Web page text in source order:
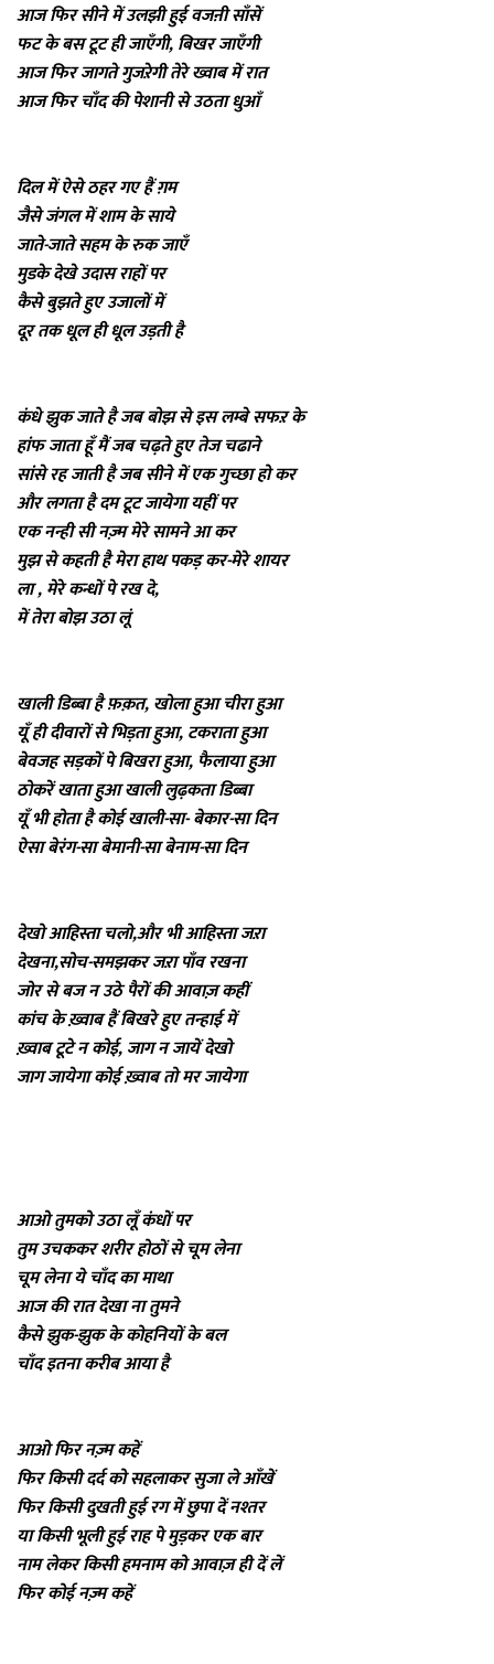
आज फिर सीने में उलझी हुई वजऩी साँसें
फट के बस टूट ही जाएँगी, बिखर जाएँगी
आज फिर जागते गुजऱेगी तेरे ख्वाब में रात
आज फिर चाँद की पेशानी से उठता धुआँ
दिल में ऐसे ठहर गए हैं ग़म
जैसे जंगल में शाम के साये
जाते-जाते सहम के रुक जाएँ
मुडके देखे उदास राहों पर
कैसे बुझते हुए उजालों में
दूर तक धूल ही धूल उड़ती है
कंधे झुक जाते है जब बोझ से इस लम्बे सफऱ के
हांफ जाता हूँ मैं जब चढ़ते हुए तेज चढाने
सांसे रह जाती है जब सीने में एक गुच्छा हो कर
और लगता है दम टूट जायेगा यहीं पर
एक नन्ही सी नज़्म मेरे सामने आ कर
मुझ से कहती है मेरा हाथ पकड़ कर-मेरे शायर
ला , मेरे कन्धों पे रख दे,
में तेरा बोझ उठा लूं
खाली डिब्बा है फ़क़त, खोला हुआ चीरा हुआ
यूँ ही दीवारों से भिड़ता हुआ, टकराता हुआ
बेवजह सड़कों पे बिखरा हुआ, फैलाया हुआ
ठोकरें खाता हुआ खाली लुढ़कता डिब्बा
यूँ भी होता है कोई खाली-सा- बेकार-सा दिन
ऐसा बेरंग-सा बेमानी-सा बेनाम-सा दिन
देखो आहिस्ता चलो,और भी आहिस्ता जऱा
देखना,सोच-समझकर जऱा पाँव रखना
जोर से बज न उठे पैरों की आवाज़ कहीं
कांच के ख़्वाब हैं बिखरे हुए तन्हाई में
ख़्वाब टूटे न कोई, जाग न जायें देखो
जाग जायेगा कोई ख़्वाब तो मर जायेगा
आओ तुमको उठा लूँ कंधों पर
तुम उचककर शरीर होठों से चूम लेना
चूम लेना ये चाँद का माथा
आज की रात देखा ना तुमने
कैसे झुक-झुक के कोहनियों के बल
चाँद इतना करीब आया है
आओ फिर नज़्म कहें
फिर किसी दर्द को सहलाकर सुजा ले आँखें
फिर किसी दुखती हुई रग में छुपा दें नश्तर
या किसी भूली हुई राह पे मुड़कर एक बार
नाम लेकर किसी हमनाम को आवाज़ ही दें लें
फिर कोई नज़्म कहें